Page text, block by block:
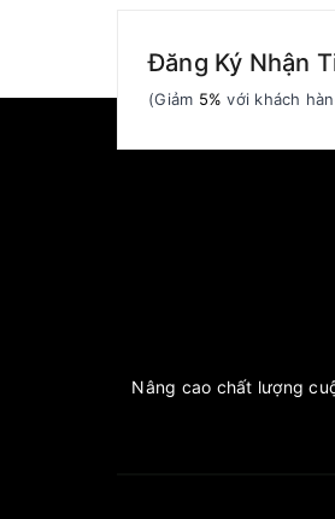
Đăng Ký Nhận
(Giảm 5% với khách
Nâng cao chất lượng